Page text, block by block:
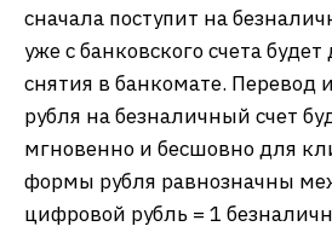
сначала поступит на
уже с банковского счета
снятия в банкомате. Перевод
рубля на безналичный счет
мгновенно и бесшовно для
формы рубля равнозначны
цифровой рубль = 1